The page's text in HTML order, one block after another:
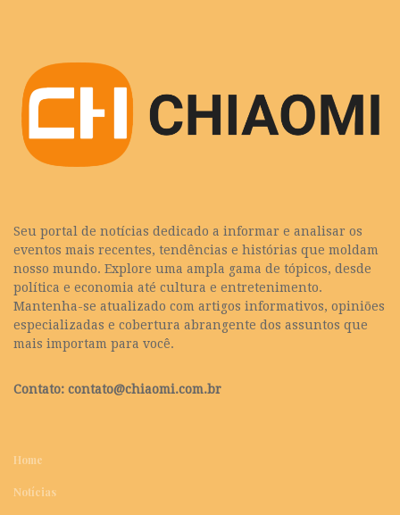
Seu portal de notícias dedicado a informar e analisar os
eventos mais recentes, tendências e histórias que moldam
nosso mundo. Explore uma ampla gama de tópicos, desde
política e economia até cultura e entretenimento.
Mantenha-se atualizado com artigos informativos, opiniões
especializadas e cobertura abrangente dos assuntos que
mais importam para você.
Contato: contato@chiaomi.com.br
Home
Notícias